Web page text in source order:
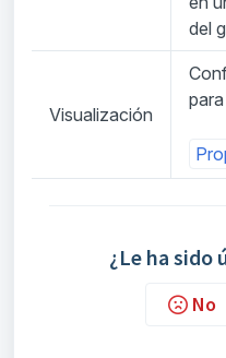
del
Visualización
¿Le ha sido
No